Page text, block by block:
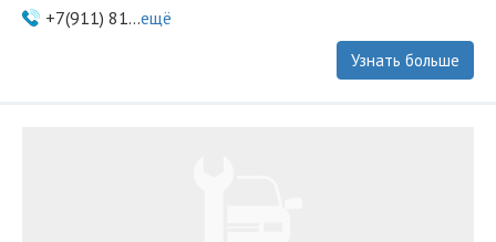
+7(911) 81...ещё
Узнать больше